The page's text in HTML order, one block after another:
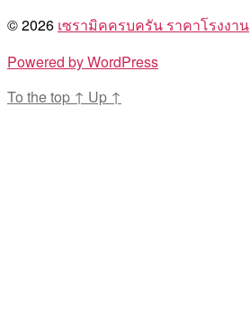
© 2026 เซรามิคครบครัน ราคาโรงงาน
Powered by WordPress
To the top ↑ Up ↑